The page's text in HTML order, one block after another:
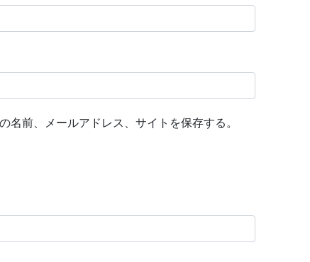
名前、メールアドレス、サイトを保存する。